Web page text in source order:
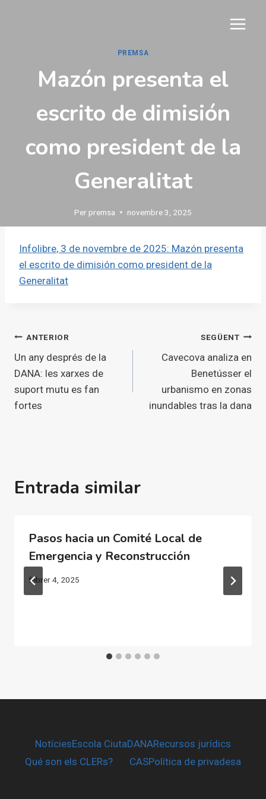
PREMSA
Mazón presenta el
escrito de dimisión
como president de la
Generalitat
Per premsa novembre 3, 2025
Infolibre, 3 de novembre de 2025: Mazón presenta
el escrito de dimisión como president de la
Generalitat
Navegació
d'entrades
ANTERIOR
Un any després de la
DANA: les xarxes de
suport mutu es fan
fortes
SEGÜENT
Cavecova analiza en
Benetússer el
urbanismo en zonas
inundables tras la dana
Entrada similar
Pasos hacia un Comité Local de
Emergencia y Reconstrucción
febrer 4, 2025
NotíciesEscola CiutaDANARecursos jurídics
Qué son els CLERs?
CASPolítica de privadesa